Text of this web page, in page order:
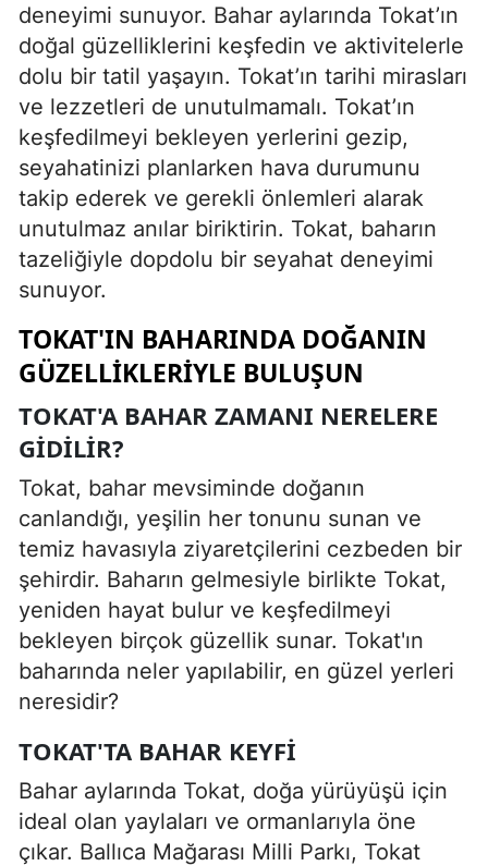
deneyimi sunuyor. Bahar aylarında Tokat’ın
doğal güzelliklerini keşfedin ve aktivitelerle
dolu bir tatil yaşayın. Tokat’ın tarihi mirasları
ve lezzetleri de unutulmamalı. Tokat’ın
keşfedilmeyi bekleyen yerlerini gezip,
seyahatinizi planlarken hava durumunu
takip ederek ve gerekli önlemleri alarak
unutulmaz anılar biriktirin. Tokat, baharın
tazeliğiyle dopdolu bir seyahat deneyimi
sunuyor.
TOKAT'IN BAHARINDA DOĞANIN
GÜZELLIKLERIYLE BULUŞUN
TOKAT'A BAHAR ZAMANI NERELERE
GIDILIR?
Tokat, bahar mevsiminde doğanın
canlandığı, yeşilin her tonunu sunan ve
temiz havasıyla ziyaretçilerini cezbeden bir
şehirdir. Baharın gelmesiyle birlikte Tokat,
yeniden hayat bulur ve keşfedilmeyi
bekleyen birçok güzellik sunar. Tokat'ın
baharında neler yapılabilir, en güzel yerleri
neresidir?
TOKAT'TA BAHAR KEYFI
Bahar aylarında Tokat, doğa yürüyüşü için
ideal olan yaylaları ve ormanlarıyla öne
çıkar. Ballıca Mağarası Milli Parkı, Tokat